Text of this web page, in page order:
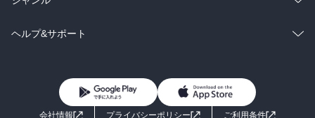
BL・TL
雑誌・グラビア
ラノベ
コミック
ライトノベル 男子向けラノベ
ヘルプ&サポート
よくあるご質問
お問い合わせ
会社情報
プライバシーポリシー ご利用条件